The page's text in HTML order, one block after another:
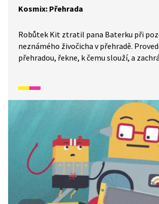
Kosmix: Přehrada
Robůtek Kit ztratil pana Baterku při
neznámého živočicha v přehradě.
přehradou, řekne, k čemu slouží, a